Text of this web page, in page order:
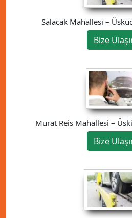
Salacak Mahallesi –
Bize
Murat Reis Mahallesi –
Bize